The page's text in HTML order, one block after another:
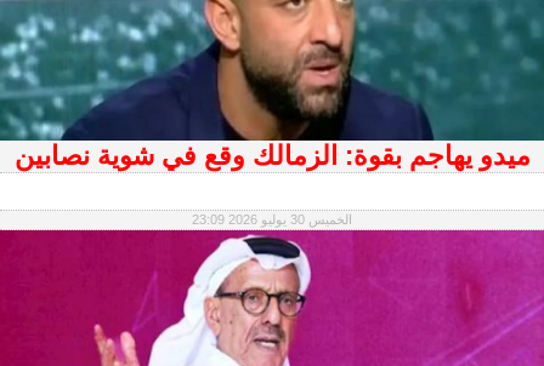
ميدو يهاجم بقوة: الزمالك وقع في شوية نصابين
الخميس 30 يوليو 2026 23:09